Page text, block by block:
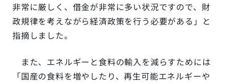
非常に厳しく、借金が非常に多い状況ですので、財
政規律を考えながら経済政策を行う必要がある」と
指摘しました。
また、エネルギーと食料の輸入を減らすためには
「国産の食料を増やしたり、再生可能エネルギーや